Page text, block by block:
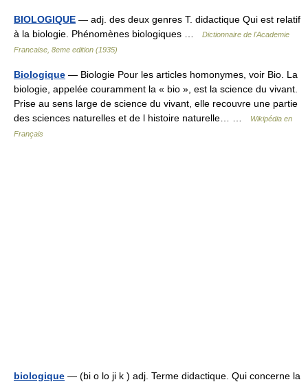
BIOLOGIQUE — adj. des deux genres T. didactique Qui est relatif
à la biologie. Phénomènes biologiques …
Dictionnaire de l'Academie
Francaise, 8eme edition (1935)
Biologique — Biologie Pour les articles homonymes, voir Bio. La
biologie, appelée couramment la « bio », est la science du vivant.
Prise au sens large de science du vivant, elle recouvre une partie
des sciences naturelles et de l histoire naturelle… …
Wikipédia en
Français
biologique — (bi o lo ji k ) adj. Terme didactique. Qui concerne la